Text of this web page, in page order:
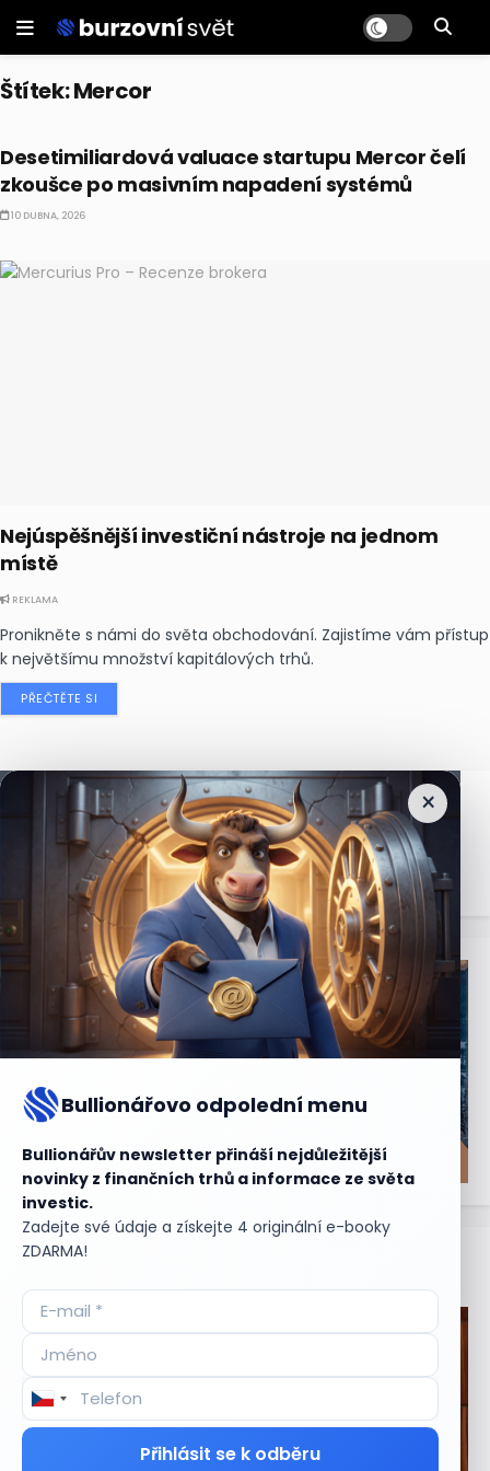
Štítek:Mercor
Desetimiliardová valuace startupu Mercor čelí
zkoušce po masivním napadení systémů
10 DUBNA, 2026
Nejúspěšnější investiční nástroje na jednom
místě
REKLAMA
Pronikněte s námi do světa obchodování. Zajistíme vám přístup
k největšímu množství kapitálových trhů.
PŘEČTĚTE SI
×
Bullionářovo odpolední menu
Bullionářův newsletter přináší nejdůležitější
novinky z finančních trhů a informace ze světa
investic.
Zadejte své údaje a získejte 4 originální e-booky
ZDARMA!
Přihlásit se k odběru
Nejčtenějšízprávy
Aktuální